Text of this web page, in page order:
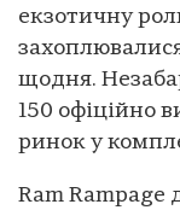
екзотичну
щодня.
150 офіційно
ринок у
Ram Rampage